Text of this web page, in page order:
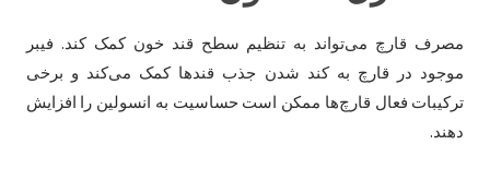
مصرف قارچ می‌تواند به تنظیم سطح قند خون کمک کند. فیبر
موجود در قارچ به کند شدن جذب قندها کمک می‌کند و برخی
ترکیبات فعال قارچ‌ها ممکن است حساسیت به انسولین را افزایش
دهند.